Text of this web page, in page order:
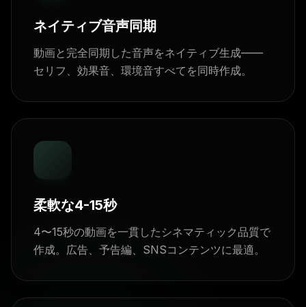
ネイティブ音声同期
動画と完全同期した音声をネイティブ生成——
セリフ、効果音、環境音すべてを同時作成。
柔軟な4-15秒
4〜15秒の動画を一貫したシネマティック品質で
作成。広告、予告編、SNSコンテンツに最適。